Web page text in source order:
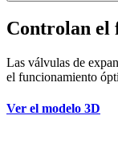
Controlan el
Las válvulas de
el funcionamiento
Ver el modelo 3D